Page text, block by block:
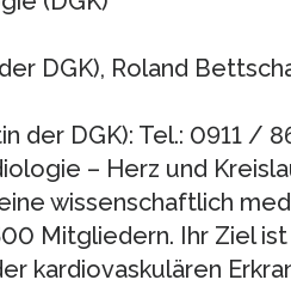
DGK), Roland
der DGK): Tel.: 0911 /
– Herz und
wissenschaftlich
Mitgliedern. Ihr Ziel
kardiovaskulären